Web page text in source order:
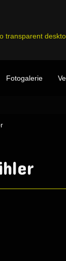
Fotogalerie